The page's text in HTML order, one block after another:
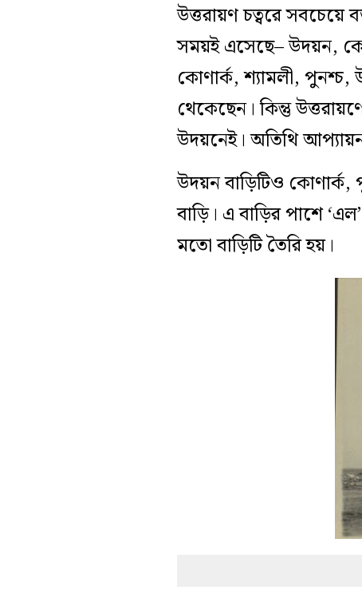
উত্তরায়ণ চত্বরে সবচেয়ে
সময়ই এসেছে– উদয়ন,
কোণার্ক, শ্যামলী,
থেকেছেন। কিন্তু
উদয়নেই। অতিথি
উদয়ন বাড়িটিও কোণার্ক,
বাড়ি। এ বাড়ির পাশে
মতো বাড়িটি তৈরি হয়।